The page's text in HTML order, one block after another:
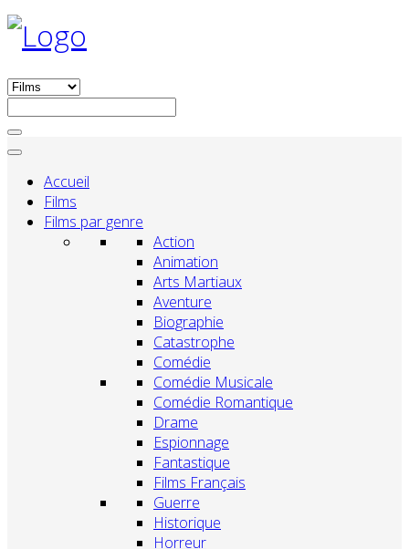
Accueil
Films
Films par genre
Action
Animation
Arts Martiaux
Aventure
Biographie
Catastrophe
Comédie
Comédie Musicale
Comédie Romantique
Drame
Espionnage
Fantastique
Films Français
Guerre
Historique
Horreur